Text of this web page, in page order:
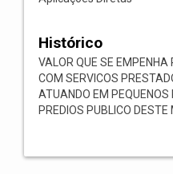
Histórico
VALOR QUE SE
COM SERVICOS
ATUANDO EM PEQUENOS
PREDIOS PUBLICO DESTE